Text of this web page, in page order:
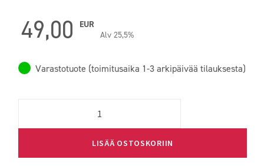
49,00
EUR
Alv 25,5%
Varastotuote (toimitusaika 1-3 arkipäivää tilauksesta)
LISÄÄ OSTOSKORIIN